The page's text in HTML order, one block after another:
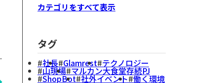
カテゴリをすべて表示
タグ
社長 Glamrest テクノロジー
山現場 マルカン大食堂存続PJ
ShopBot 社外イベント 働く環境